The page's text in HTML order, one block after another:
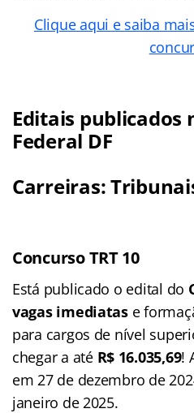
Clique aqui e saiba
Editais publicados
Federal DF
Carreiras:
Concurso TRT 10
Está publicado o edital do
vagas imediatase
para cargos de nível
chegar a até R$ 16.035,69!
em 27 de dezembro de
janeiro de 2025.